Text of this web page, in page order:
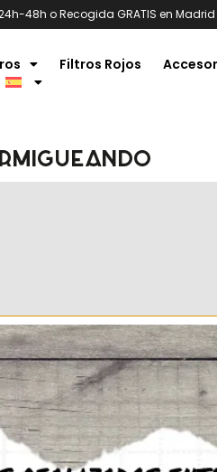
48h o Recogida GRATIS en Madrid
Filtros Rojos